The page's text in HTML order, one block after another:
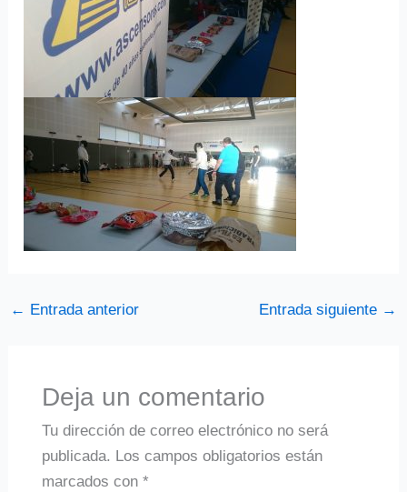
← Entrada anterior Entrada siguiente →
Deja un comentario
Tu dirección de correo electrónico no será
publicada. Los campos obligatorios están
marcados con *